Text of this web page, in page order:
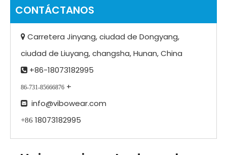
CONTÁCTANOS
 Carretera Jinyang, ciudad de Dongyang,
ciudad de Liuyang, changsha, Hunan, China
 +86-18073182995
86-731-85666876 +
 info@vibowear.com
+86 18073182995